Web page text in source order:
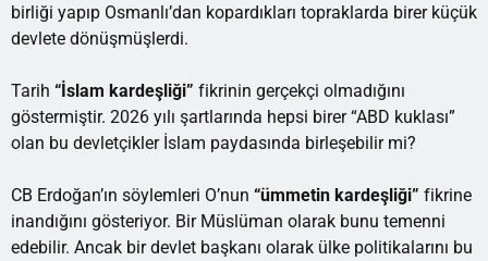
birliği yapıp Osmanlı’dan kopardıkları topraklarda birer küçük
devlete dönüşmüşlerdi.
Tarih “İslam kardeşliği” fikrinin gerçekçi olmadığını
göstermiştir. 2026 yılı şartlarında hepsi birer “ABD kuklası”
olan bu devletçikler İslam paydasında birleşebilir mi?
CB Erdoğan’ın söylemleri O’nun “ümmetin kardeşliği” fikrine
inandığını gösteriyor. Bir Müslüman olarak bunu temenni
edebilir. Ancak bir devlet başkanı olarak ülke politikalarını bu